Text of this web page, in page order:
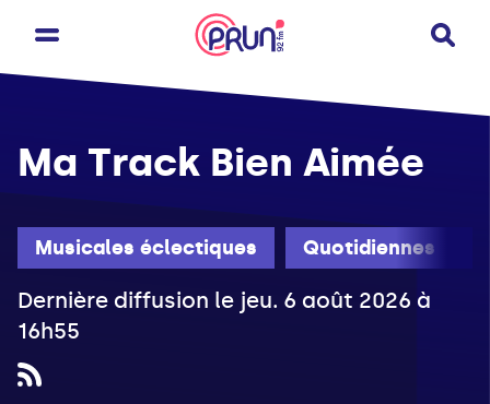
Musicales éclectiques Quotidiennes
Ma Track Bien Aimée
Dernière diffusion le jeu. 6 août 2026 à
16h55